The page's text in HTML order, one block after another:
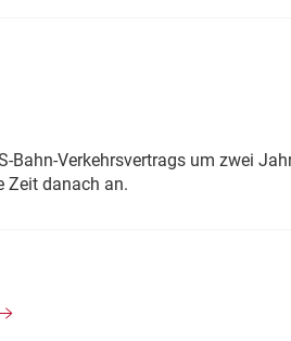
Bahn-Verkehrsvertrags um zwei
Zeit danach an.